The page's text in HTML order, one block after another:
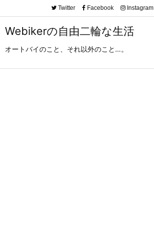
Webikerの自由二輪な生活
オートバイのこと、それ以外のこと…。
Twitter Facebook Instagram